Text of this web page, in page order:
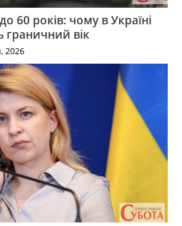
60 років: чому в Україні
вік
2026